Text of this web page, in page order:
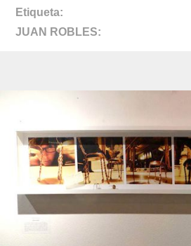
Etiqueta
JUAN ROBLES